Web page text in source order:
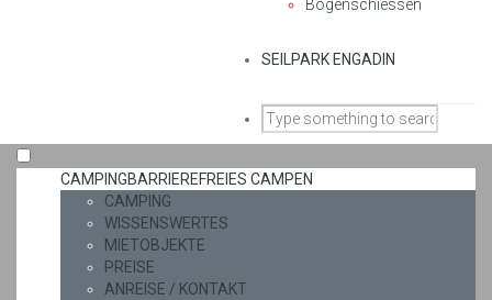
Bogenschiessen
SEILPARK ENGADIN
CAMPINGBARRIEREFREIES CAMPEN
CAMPING
WISSENSWERTES
MIETOBJEKTE
PREISE
ANREISE / KONTAKT